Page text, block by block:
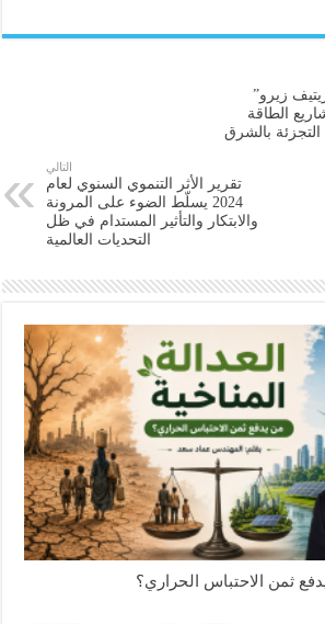
زيرو”
الطاقة
بالشرق
التالي
تقرير الأثر التنموي السنوي لعام
2024 يسلّط الضوء على المرونة
والابتكار والتأثير المستدام في ظل
التحديات العالمية
ثمن الاحتباس الحراري؟